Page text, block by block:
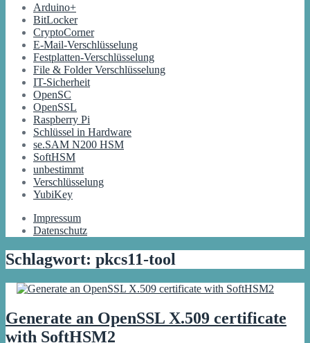
Arduino+
BitLocker
CryptoCorner
E-Mail-Verschlüsselung
Festplatten-Verschlüsselung
File & Folder Verschlüsselung
IT-Sicherheit
OpenSC
OpenSSL
Raspberry Pi
Schlüssel in Hardware
se.SAM N200 HSM
SoftHSM
unbestimmt
Verschlüsselung
YubiKey
Impressum
Datenschutz
Schlagwort: pkcs11-tool
Generate an OpenSSL X.509 certificate
with SoftHSM2